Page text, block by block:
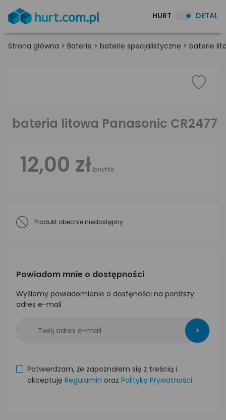
HURT DETAL
Strona główna > Baterie > baterie specjalistyczne > baterie
bateria litowa Panasonic CR2477
12,00 zł brutto
Produkt obecnie niedostępny
Powiadom mnie o dostępności
Wyślemy powiadomienie o dostęności na poniższy
adres e-mail
>
Potwierdzam, że zapoznałem się z treścią i
akceptuję Regulamin oraz Politykę Prywatności